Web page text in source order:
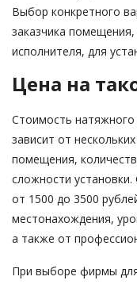
Выбор конкретного
заказчика
исполнителя, для
Цена на
Стоимость натяжного
зависит от
помещения,
сложности
от 1500 до 3500
местонахождения,
а также от
При выборе фирмы